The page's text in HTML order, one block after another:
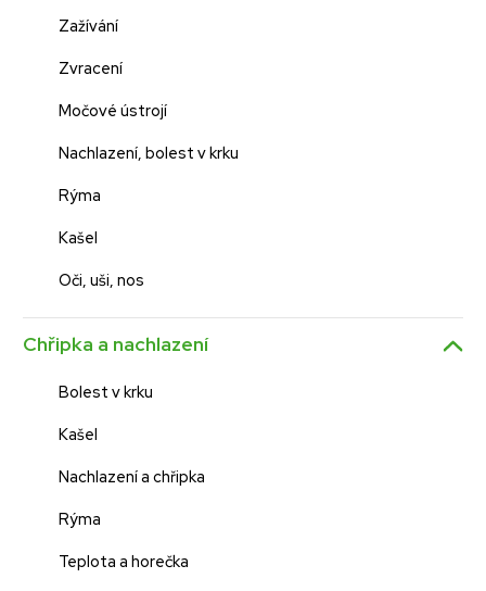
Zažívání
Zvracení
Močové ústrojí
Nachlazení, bolest v krku
Rýma
Kašel
Oči, uši, nos
Chřipka a nachlazení
Bolest v krku
Kašel
Nachlazení a chřipka
Rýma
Teplota a horečka